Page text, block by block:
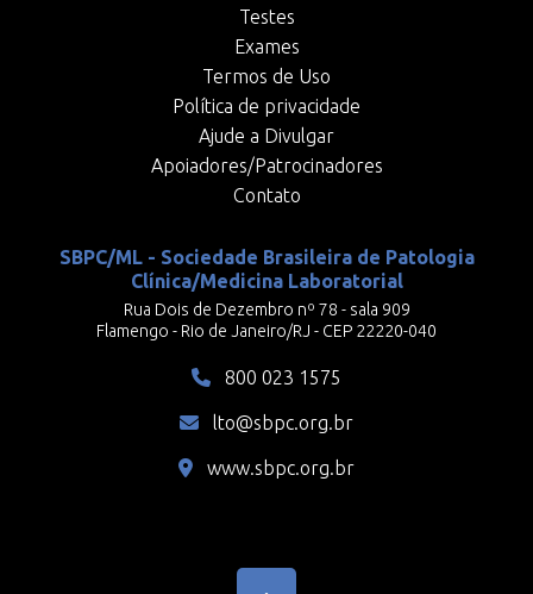
Testes
Exames
Termos de Uso
Política de privacidade
Ajude a Divulgar
Apoiadores/Patrocinadores
Contato
SBPC/ML - Sociedade Brasileira de Patologia
Clínica/Medicina Laboratorial
Rua Dois de Dezembro nº 78 - sala 909
Flamengo - Rio de Janeiro/RJ - CEP 22220-040
800 023 1575
lto@sbpc.org.br
www.sbpc.org.br